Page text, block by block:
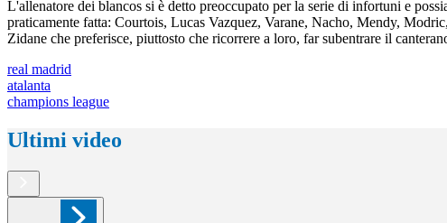
L'allenatore dei blancos si è detto preoccupato per la serie di infortuni e
praticamente fatta: Courtois, Lucas Vazquez, Varane, Nacho, Mendy,
Zidane che preferisce, piuttosto che ricorrere a loro, far subentrare il
real madrid
atalanta
champions league
Ultimi video